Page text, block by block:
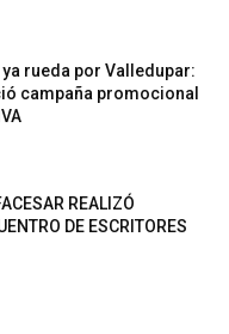
ya rueda por Valledupar:
campaña promocional
REALIZÓ
DE ESCRITORES